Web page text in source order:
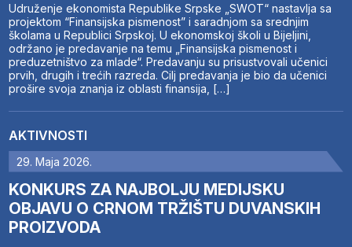
Udruženje ekonomista Republike Srpske „SWOT“ nastavlja sa
projektom “Finansijska pismenost” i saradnjom sa srednjim
školama u Republici Srpskoj. U ekonomskoj školi u Bijeljini,
održano je predavanje na temu „Finansijska pismenost i
preduzetništvo za mlade“. Predavanju su prisustvovali učenici
prvih, drugih i trećih razreda. Cilj predavanja je bio da učenici
prošire svoja znanja iz oblasti finansija, […]
AKTIVNOSTI
29. Maja 2026.
KONKURS ZA NAJBOLJU MEDIJSKU
OBJAVU O CRNOM TRŽIŠTU DUVANSKIH
PROIZVODA